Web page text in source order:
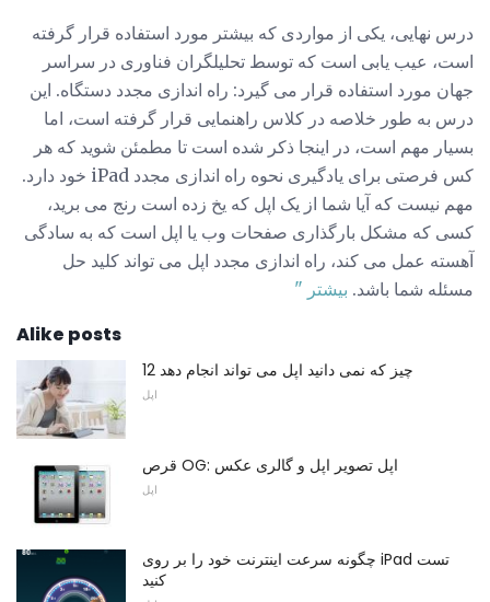
درس نهایی، یکی از مواردی که بیشتر مورد استفاده قرار گرفته
است، عیب یابی است که توسط تحلیلگران فناوری در سراسر
جهان مورد استفاده قرار می گیرد: راه اندازی مجدد دستگاه. این
درس به طور خلاصه در کلاس راهنمایی قرار گرفته است، اما
بسیار مهم است، در اینجا ذکر شده است تا مطمئن شوید که هر
کس فرصتی برای یادگیری نحوه راه اندازی مجدد iPad خود دارد.
مهم نیست که آیا شما از یک اپل که یخ زده است رنج می برید،
کسی که مشکل بارگذاری صفحات وب یا اپل است که به سادگی
آهسته عمل می کند، راه اندازی مجدد اپل می تواند کلید حل
مسئله شما باشد. بیشتر "
Alike posts
12 چیز که نمی دانید اپل می تواند انجام دهد
اپل
قرص OG: اپل تصویر اپل و گالری عکس
اپل
چگونه سرعت اینترنت خود را بر روی iPad تست
کنید